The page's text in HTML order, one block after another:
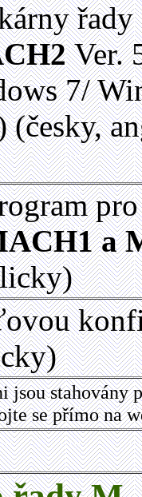
řady
Ver.
7/
(česky,
pro
a
jsou
se přímo na